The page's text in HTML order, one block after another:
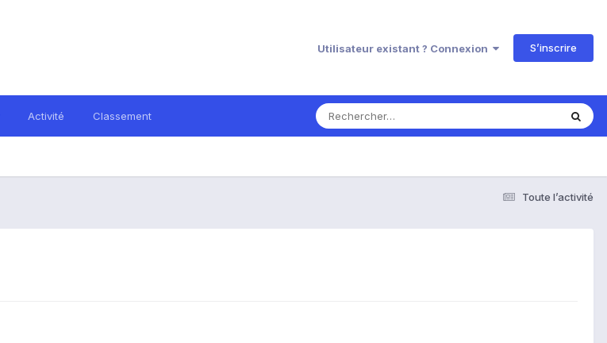
Utilisateur existant ? Connexion S’inscrire
Activité Classement
Toute l’activité